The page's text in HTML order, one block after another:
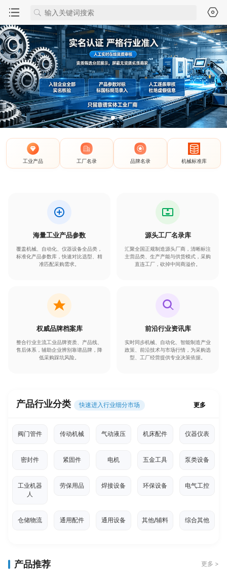
工业产品 工厂名录 品牌名录 机械标准库
海量工业产品参数
覆盖机械、自动化、仪器设备全品类，
标准化产品参数库，快速对比选型、精
准匹配采购需求。
源头工厂名录库
汇聚全国正规制造源头厂商，清晰标注
主营品类、生产产能与供货模式，采购
直连工厂，砍掉中间商溢价。
权威品牌档案库
整合行业主流工业品牌资质、产品线、
售后体系，辅助企业辨别靠谱品牌，降
低采购踩坑风险。
前沿行业资讯库
实时同步机械、自动化、智能制造产业
政策、前沿技术与市场行情，为采购选
型、工厂经营提供专业决策依据。
产品行业分类 快速进入行业细分市场 更多
阀门管件 传动机械 气动液压 机床配件 仪器仪表
密封件 紧固件 电机 五金工具 泵类设备
工业机器
人
劳保用品 焊接设备 环保设备 电气工控
仓储物流 通用配件 通用设备 其他/辅料 综合其他
产品推荐 更多 >